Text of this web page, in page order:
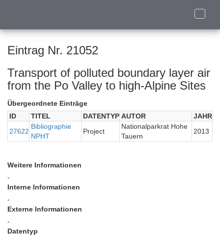
Toggle
Eintrag Nr. 21052
Transport of polluted boundary layer air
from the Po Valley to high-Alpine Sites
Übergeordnete Einträge
ID
TITEL DATENTYP AUTOR
JAHR
27622
Bibliographie
NPHT
Project
Nationalparkrat Hohe
Tauern
2013
Weitere Informationen
-
Interne Informationen
-
Externe Informationen
-
Datentyp